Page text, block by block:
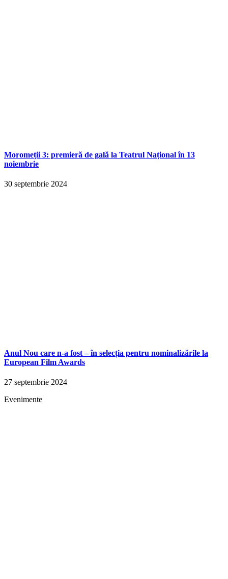
Moromeții 3: premieră de gală la Teatrul Național în 13
noiembrie
30 septembrie 2024
Anul Nou care n-a fost – în selecția pentru nominalizările la
European Film Awards
27 septembrie 2024
Evenimente